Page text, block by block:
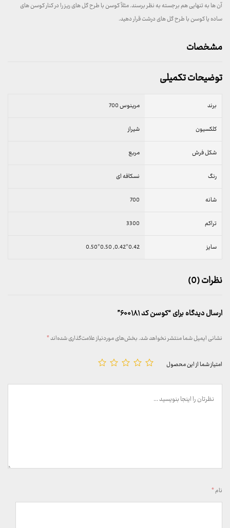
آن ها به تنهایی هم برجسته به نظر برسند. مثلاً کوسن با طرح گل های ریز را در کنار کوسن های
ساده یا کوسن با طرح گل های درشت قرار دهید.
مشخصات
توضیحات تکمیلی
برند مرینوس 700
کلکسیون شیراز
شکل فرش مربع
رنگ نسکافه ای
شانه 700
تراکم 3300
سایز 0.42*0.42, 0.50*0.50
نظرات (0)
ارسال دیدگاه برای “کوسن کد ۶۰۰۱۸۱”
نشانی ایمیل شما منتشر نخواهد شد.بخش‌های موردنیاز علامت‌گذاری شده‌اند*
امتیاز شما از این محصول
نام*